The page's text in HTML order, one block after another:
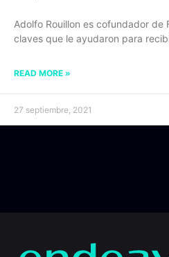
Adolfo Rouillon es cofundador de
claves que le ayudaron para
READ MORE »
27 septiembre, 2021